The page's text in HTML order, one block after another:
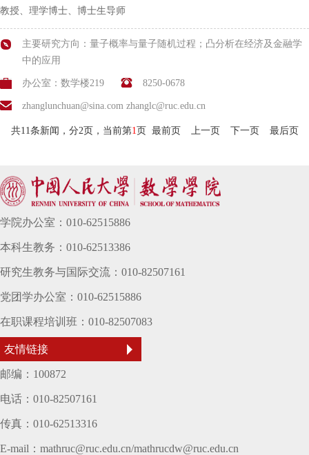
教授、理学博士、博士生导师
主要研究方向：量子概率与量子随机过程；凸分析在经济及金融学
中的应用
办公室：数学楼219 8250-0678
zhanglunchuan@sina.com zhanglc@ruc.edu.cn
共11条新闻，分2页，当前第1页 最前页 上一页 下一页 最后页
学院办公室：010-62515886
本科生教务：010-62513386
研究生教务与国际交流：010-82507161
党团学办公室：010-62515886
在职课程培训班：010-82507083
友情链接
邮编：100872
电话：010-82507161
传真：010-62513316
E-mail：mathruc@ruc.edu.cn/mathrucdw@ruc.edu.cn